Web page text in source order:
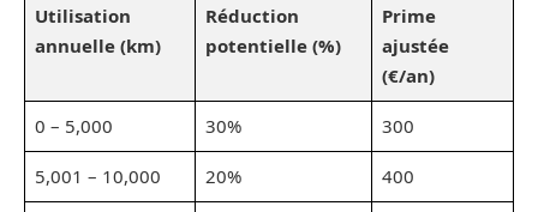
Utilisation
annuelle (km)
Réduction
potentielle (%)
Prime
ajustée
(€/an)
0 – 5,000 30% 300
5,001 – 10,000 20% 400